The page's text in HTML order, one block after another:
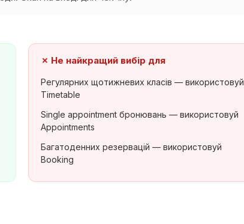
✗ Не найкращий вибір для
Регулярних щотижневих класів — використовуй
Timetable
Single appointment бронювань — використовуй
Appointments
Багатоденних резервацій — використовуй
Booking